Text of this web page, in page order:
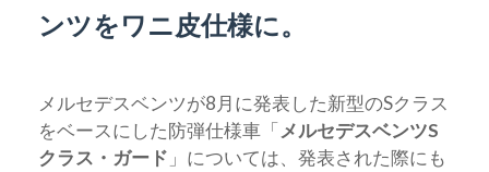
ンツをワニ皮仕様に。
メルセデスベンツが8月に発表した新型のSクラス
をベースにした防弾仕様車「メルセデスベンツS
クラス・ガード 」については、発表された際にも